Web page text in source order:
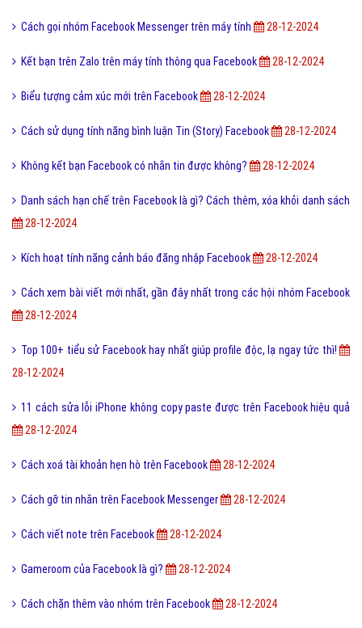
Cách gọi nhóm Facebook Messenger trên máy tính 28-12-2024
Kết bạn trên Zalo trên máy tính thông qua Facebook 28-12-2024
Biểu tượng cảm xúc mới trên Facebook 28-12-2024
Cách sử dụng tính năng bình luận Tin (Story) Facebook 28-12-2024
Không kết bạn Facebook có nhắn tin được không? 28-12-2024
Danh sách hạn chế trên Facebook là gì? Cách thêm, xóa khỏi danh sách
28-12-2024
Kích hoạt tính năng cảnh báo đăng nhập Facebook 28-12-2024
Cách xem bài viết mới nhất, gần đây nhất trong các hội nhóm Facebook
28-12-2024
Top 100+ tiểu sử Facebook hay nhất giúp profile độc, lạ ngay tức thì!
28-12-2024
11 cách sửa lỗi iPhone không copy paste được trên Facebook hiệu quả
28-12-2024
Cách xoá tài khoản hẹn hò trên Facebook 28-12-2024
Cách gỡ tin nhắn trên Facebook Messenger 28-12-2024
Cách viết note trên Facebook 28-12-2024
Gameroom của Facebook là gì? 28-12-2024
Cách chặn thêm vào nhóm trên Facebook 28-12-2024